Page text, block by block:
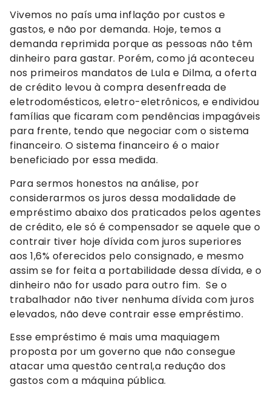
Vivemos no país uma inflação por custos e
gastos, e não por demanda. Hoje, temos a
demanda reprimida porque as pessoas não têm
dinheiro para gastar. Porém, como já aconteceu
nos primeiros mandatos de Lula e Dilma, a oferta
de crédito levou à compra desenfreada de
eletrodomésticos, eletro-eletrônicos, e endividou
famílias que ficaram com pendências impagáveis
para frente, tendo que negociar com o sistema
financeiro. O sistema financeiro é o maior
beneficiado por essa medida.
Para sermos honestos na análise, por
considerarmos os juros dessa modalidade de
empréstimo abaixo dos praticados pelos agentes
de crédito, ele só é compensador se aquele que o
contrair tiver hoje dívida com juros superiores
aos 1,6% oferecidos pelo consignado, e mesmo
assim se for feita a portabilidade dessa dívida, e o
dinheiro não for usado para outro fim. Se o
trabalhador não tiver nenhuma dívida com juros
elevados, não deve contrair esse empréstimo.
Esse empréstimo é mais uma maquiagem
proposta por um governo que não consegue
atacar uma questão central,a redução dos
gastos com a máquina pública.